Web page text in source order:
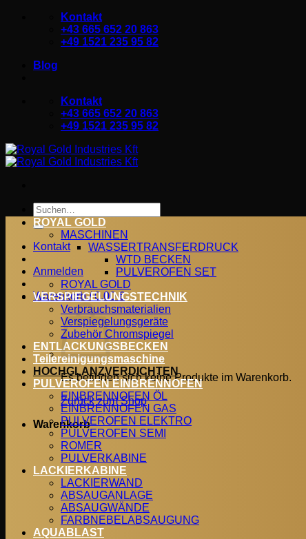
Kontakt
+43 665 652 20 863
+49 1521 235 95 82
Blog
Kontakt
+43 665 652 20 863
+49 1521 235 95 82
Suchen
nach:
Kontakt
Anmelden
Warenkorb /0,00€
Es befinden sich keine Produkte im Warenkorb.
Zurück zum Shop
Warenkorb
ROYAL GOLD
MASCHINEN
WASSERTRANSFERDRUCK
WTD BECKEN
PULVEROFEN SET
ROYAL GOLD
VERSPIEGELUNGSTECHNIK
Verbrauchsmaterialien
Verspiegelungsgeräte
Zubehör Chromspiegel
ENTLACKUNGSBECKEN
Teilereinigungsmaschine
HOCHGLANZVERDICHTEN
PULVEROFEN EINBRENNOFEN
EINBRENNOFEN ÖL
EINBRENNOFEN GAS
PULVEROFEN ELEKTRO
PULVEROFEN SEMI
ROMER
PULVERKABINE
LACKIERKABINE
LACKIERWAND
ABSAUGANLAGE
ABSAUGWÄNDE
FARBNEBELABSAUGUNG
AQUABLAST